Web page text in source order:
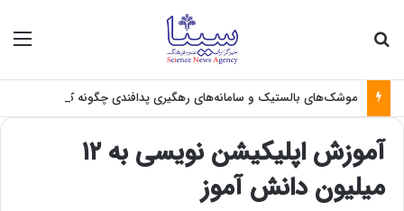
آموزش اپلیکیشن نویسی به ۱۲
میلیون دانش آموز